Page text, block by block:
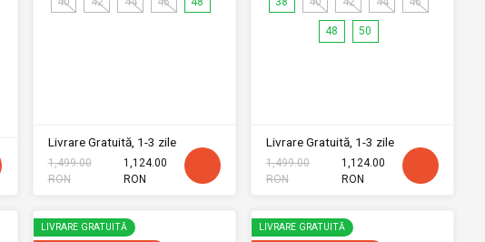
Livrare Gratuită, 1-3 zile
1,499.00
RON
1,124.00
RON
48 50
Livrare Gratuită, 1-3 zile
1,499.00
RON
1,124.00
RON
LIVRARE GRATUITĂ
LIVRARE GRATUITĂ